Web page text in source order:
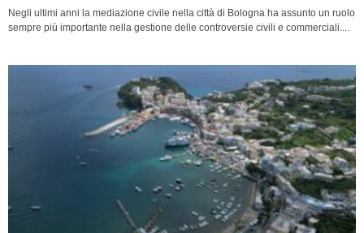
Negli ultimi anni la mediazione civile nella città di Bologna ha assunto un ruolo
sempre più importante nella gestione delle controversie civili e commerciali....